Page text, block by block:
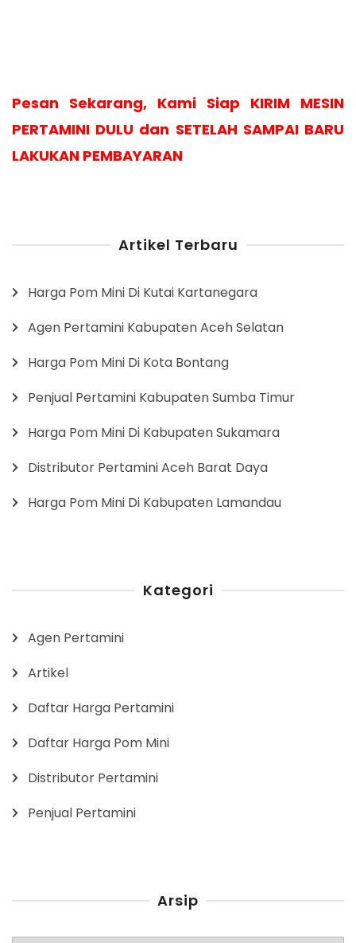
Pesan Sekarang, Kami Siap KIRIM MESIN
PERTAMINI DULU dan SETELAH SAMPAI BARU
LAKUKAN PEMBAYARAN
Artikel Terbaru
Harga Pom Mini Di Kutai Kartanegara
Agen Pertamini Kabupaten Aceh Selatan
Harga Pom Mini Di Kota Bontang
Penjual Pertamini Kabupaten Sumba Timur
Harga Pom Mini Di Kabupaten Sukamara
Distributor Pertamini Aceh Barat Daya
Harga Pom Mini Di Kabupaten Lamandau
Kategori
Agen Pertamini
Artikel
Daftar Harga Pertamini
Daftar Harga Pom Mini
Distributor Pertamini
Penjual Pertamini
Arsip